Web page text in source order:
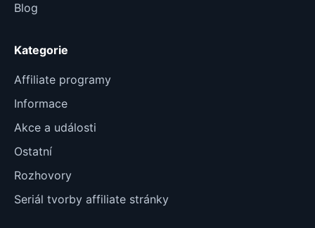
Blog
Kategorie
Affiliate programy
Informace
Akce a události
Ostatní
Rozhovory
Seriál tvorby affiliate stránky